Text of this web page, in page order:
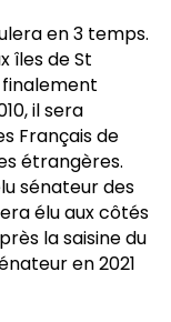
en 3 temps.
îles de St
il sera
Français de
étrangères.
sénateur des
élu aux côtés
la saisine du
en 2021